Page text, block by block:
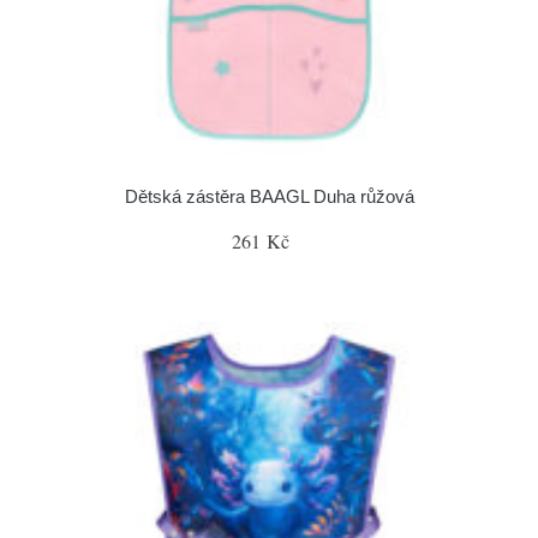
Dětská zástěra BAAGL Duha růžová
261 Kč